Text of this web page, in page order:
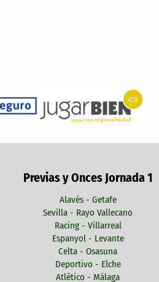
Previas y Onces Jornada 1
Alavés - Getafe
Sevilla - Rayo Vallecano
Racing - Villarreal
Espanyol - Levante
Celta - Osasuna
Deportivo - Elche
Atlético - Málaga